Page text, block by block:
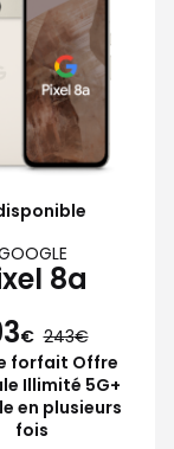
8a
€ 243
forfait Offre
Illimité 5G+
en plusieurs
fois